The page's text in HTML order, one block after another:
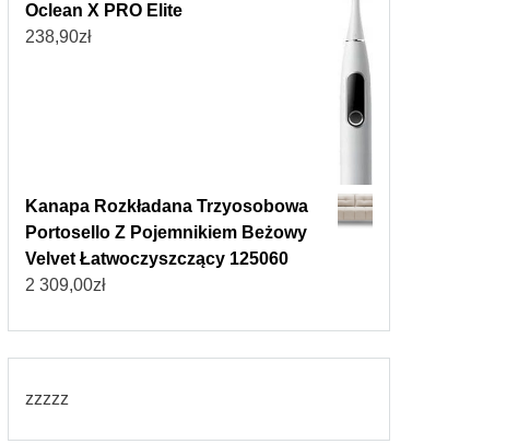
Oclean X PRO Elite
238,90zł
Kanapa Rozkładana Trzyosobowa
Portosello Z Pojemnikiem Beżowy
Velvet Łatwoczyszczący 125060
2 309,00zł
zzzzz